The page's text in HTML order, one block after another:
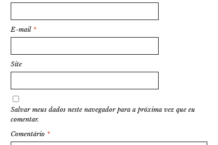
E-mail *
Site
Salvar meus dados neste navegador para a próxima vez que eu
comentar.
Comentário *